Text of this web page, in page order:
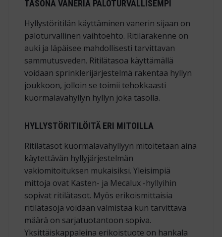
TASONA VANERIA PALOTURVALLISEMPI
Hyllystöritilän käyttäminen vanerin sijaan on
paloturvallinen vaihtoehto. Ritilärakenne on
auki ja läpäisee mahdollisesti tarvittavan
sammutusveden. Ritilätasoa käyttämällä
voidaan sprinklerijärjestelmä rakentaa hyllyn
joukkoon, jolloin se toimii tehokkaasti
kuormalavahyllyn hyllyn joka tasolla.
HYLLYSTÖRITILÖITÄ ERI MITOILLA
Ritilätasot kuormalavahyllyyn mitoitetaan aina
käytettävän hyllyjärjestelmän
vakiomitoituksen mukaisiksi. Yleisimpiä
mittoja ovat Kasten- ja Mecalux -hyllyihin
sopivat ritilätasot. Myös erikoismittaisia
ritilätasoja voidaan valmistaa kun tarvittava
määrä on sarjatuotantoon sopiva.
Yksittäiskappaleina erikoistuote on hankala